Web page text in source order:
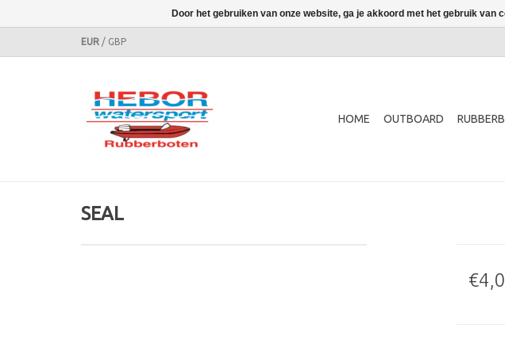
EUR / GBP
HOME OUTBOARD
SEAL
Door het gebruiken van onze website, ga je akkoord met het gebruik van